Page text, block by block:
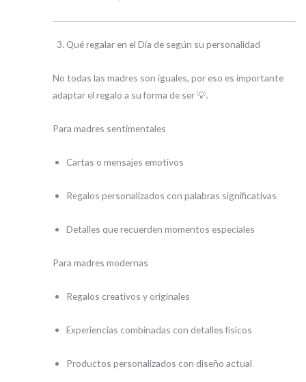
Qué regalar en el Día de según su personalidad
No todas las madres son iguales, por eso es importante
adaptar el regalo a su forma de ser 💡.
Para madres sentimentales
Cartas o mensajes emotivos
Regalos personalizados con palabras significativas
Detalles que recuerden momentos especiales
Para madres modernas
Regalos creativos y originales
Experiencias combinadas con detalles físicos
Productos personalizados con diseño actual